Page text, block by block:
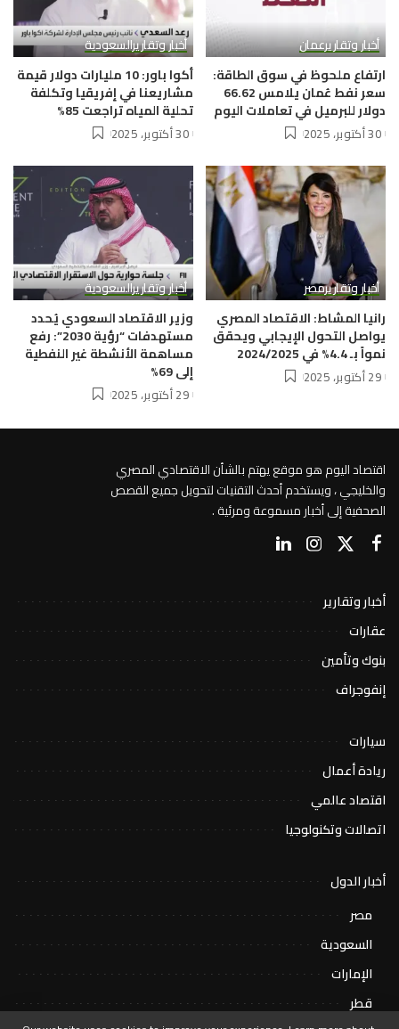
أخبار وتقاريرعمان
ارتفاع ملحوظ في سوق الطاقة:
سعر نفط عُمان يلامس 66.62
دولار للبرميل في تعاملات اليوم
30 أكتوبر، 2025
أخبار وتقاريرالسعودية
أكوا باور: 10 مليارات دولار قيمة
مشاريعنا في إفريقيا وتكلفة
تحلية المياه تراجعت 85%
30 أكتوبر، 2025
أخبار وتقاريرمصر
رانيا المشاط: الاقتصاد المصري
يواصل التحول الإيجابي ويحقق
نمواً بـ 4.4% في 2024/2025
29 أكتوبر، 2025
أخبار وتقاريرالسعودية
وزير الاقتصاد السعودي يُحدد
مستهدفات “رؤية 2030”: رفع
مساهمة الأنشطة غير النفطية
إلى 69%
29 أكتوبر، 2025
اقتصاد اليوم هو موقع يهتم بالشأن الاقتصادي المصري
والخليجي ، ويستخدم أحدث التقنيات لتحويل جميع القصص
الصحفية إلى أخبار مسموعة ومرئية .
أخبار وتقارير
عقارات
بنوك وتأمين
إنفوجراف
سيارات
ريادة أعمال
اقتصاد عالمي
اتصالات وتكنولوجيا
أخبار الدول
مصر
السعودية
الإمارات
قطر